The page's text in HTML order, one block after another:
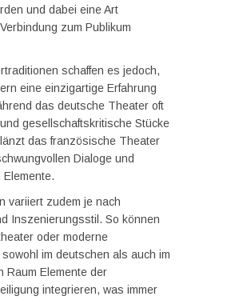
und dabei eine Art
zum Publikum
schaffen es jedoch,
eine einzigartige Erfahrung
das deutsche Theater oft
gesellschaftskritische Stücke
das französische Theater
Dialoge und
variiert zudem je nach
Inszenierungsstil. So können
oder moderne
im deutschen als auch im
Raum Elemente der
integrieren, was immer